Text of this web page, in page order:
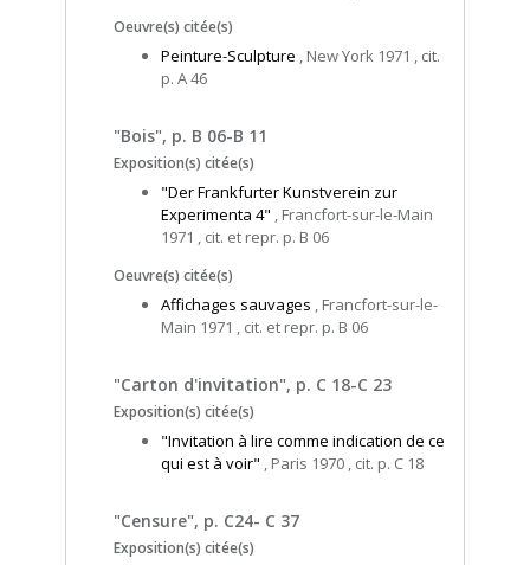
Oeuvre(s) citée(s)
Peinture-Sculpture , New York 1971 , cit.
p. A 46
"Bois", p. B 06-B 11
Exposition(s) citée(s)
"Der Frankfurter Kunstverein zur
Experimenta 4" , Francfort-sur-le-Main
1971 , cit. et repr. p. B 06
Oeuvre(s) citée(s)
Affichages sauvages , Francfort-sur-le-
Main 1971 , cit. et repr. p. B 06
"Carton d'invitation", p. C 18-C 23
Exposition(s) citée(s)
"Invitation à lire comme indication de ce
qui est à voir" , Paris 1970 , cit. p. C 18
"Censure", p. C24- C 37
Exposition(s) citée(s)